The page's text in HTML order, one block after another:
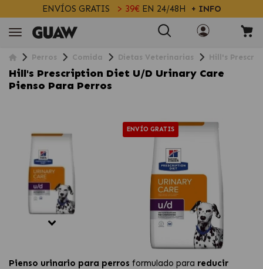
ENVÍOS GRATIS > 39€EN 24/48H + INFO
Perros Comida Dietas Veterinarias Hill's
Hill's Prescription Diet U/d Urinary Care
Pienso Para Perros
ENVÍO GRATIS
Pienso urinario para perros formulado para reducir